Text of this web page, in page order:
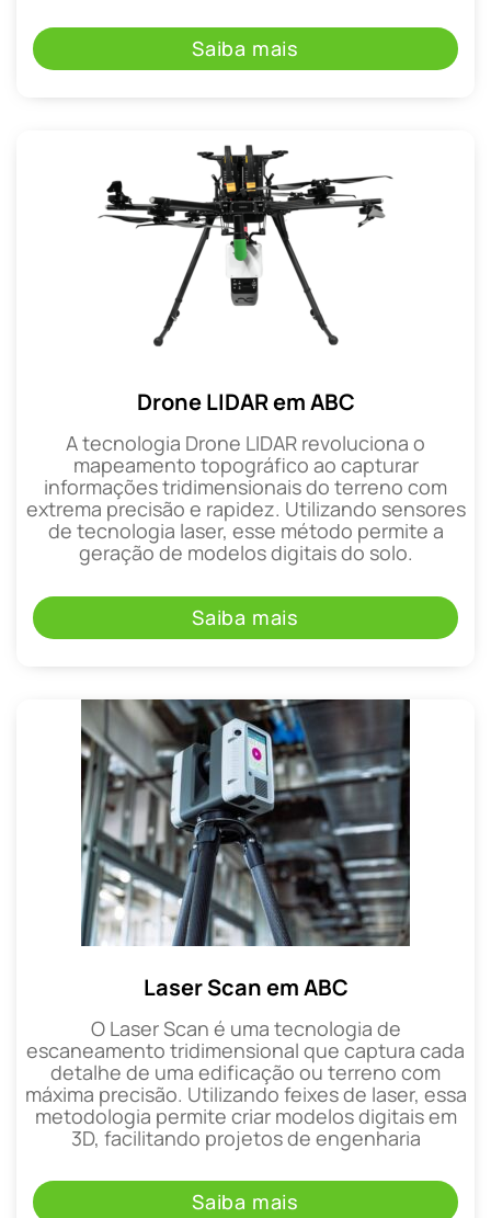
Saiba mais
Drone LIDAR em ABC
A tecnologia Drone LIDAR revoluciona o
mapeamento topográfico ao capturar
informações tridimensionais do terreno com
extrema precisão e rapidez. Utilizando sensores
de tecnologia laser, esse método permite a
geração de modelos digitais do solo.
Saiba mais
Laser Scan em ABC
O Laser Scan é uma tecnologia de
escaneamento tridimensional que captura cada
detalhe de uma edificação ou terreno com
máxima precisão. Utilizando feixes de laser, essa
metodologia permite criar modelos digitais em
3D, facilitando projetos de engenharia
Saiba mais